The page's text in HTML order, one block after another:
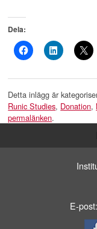
Dela:
Detta inlägg är
Runic Studies, Donation,
permalänken.
E-post: